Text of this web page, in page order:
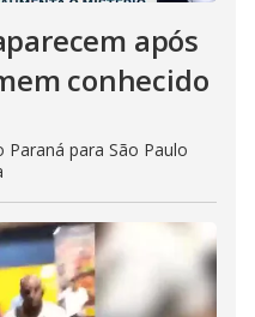
após
conhecido
para São Paulo